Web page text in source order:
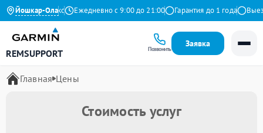
Йошкар-Ола
4.9 на Яндекс Ежедневно с 9:00 до 21:00 Гарантия до 1 года Выезд
REMSUPPORT Позвонить
Заявка
Главная Цены
Стоимость услуг